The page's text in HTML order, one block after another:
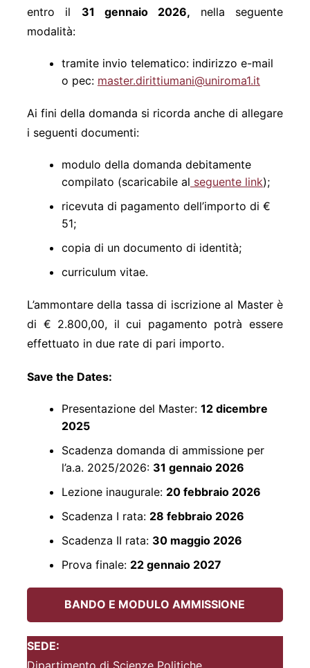
entro il 31 gennaio 2026, nella seguente
modalità:
tramite invio telematico: indirizzo e-mail
o pec: master.dirittiumani@uniroma1.it
Ai fini della domanda si ricorda anche di allegare
i seguenti documenti:
modulo della domanda debitamente
compilato (scaricabile al seguente link);
ricevuta di pagamento dell’importo di €
51;
copia di un documento di identità;
curriculum vitae.
L’ammontare della tassa di iscrizione al Master è
di € 2.800,00, il cui pagamento potrà essere
effettuato in due rate di pari importo.
Save the Dates:
Presentazione del Master: 12 dicembre
2025
Scadenza domanda di ammissione per
l’a.a. 2025/2026: 31 gennaio 2026
Lezione inaugurale: 20 febbraio 2026
Scadenza I rata: 28 febbraio 2026
Scadenza II rata: 30 maggio 2026
Prova finale: 22 gennaio 2027
BANDO E MODULO AMMISSIONE
SEDE: